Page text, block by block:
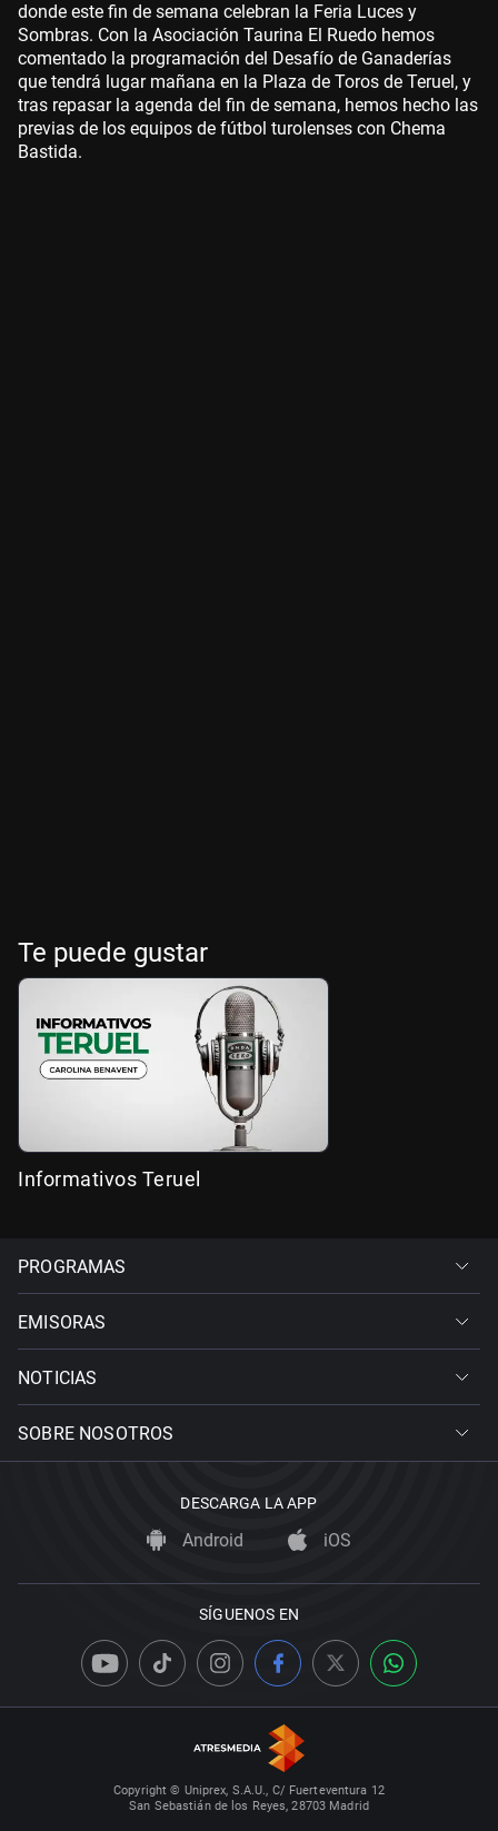
donde este fin de semana celebran la Feria Luces y
Sombras. Con la Asociación Taurina El Ruedo hemos
comentado la programación del Desafío de Ganaderías
que tendrá lugar mañana en la Plaza de Toros de Teruel, y
tras repasar la agenda del fin de semana, hemos hecho las
previas de los equipos de fútbol turolenses con Chema
Bastida.
Te puede gustar
Informativos Teruel
PROGRAMAS
EMISORAS
NOTICIAS
SOBRE NOSOTROS
DESCARGA LA APP
Android iOS
SÍGUENOS EN
Copyright © Uniprex, S.A.U., C/ Fuerteventura 12
San Sebastián de los Reyes, 28703 Madrid